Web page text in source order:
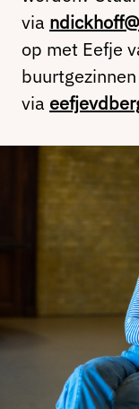
via
op met Eefje
via